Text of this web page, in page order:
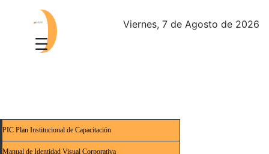
Viernes, 7 de Agosto de 2026
PIC Plan Institucional de Capacitación
Manual de Identidad Visual Corporativa